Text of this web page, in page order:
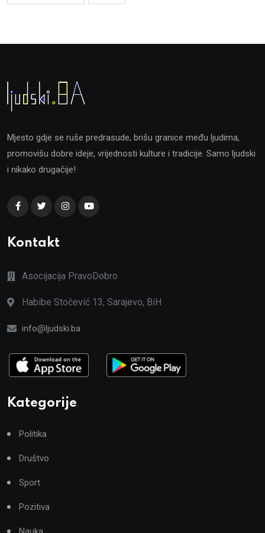
Mjesto gdje se ruše predrasude, brišu granice među ljudima,
promovišu dobre ideje, vrijednosti kulture i tradicije. Samo ljudski
i nikako drugačije!
Kontakt
Asocijacija PravoDobro
Habibe Stočević 13, Sarajevo, BiH
info@ljudski.ba
Kategorije
Politika
Društvo
Sport
Pozitiva